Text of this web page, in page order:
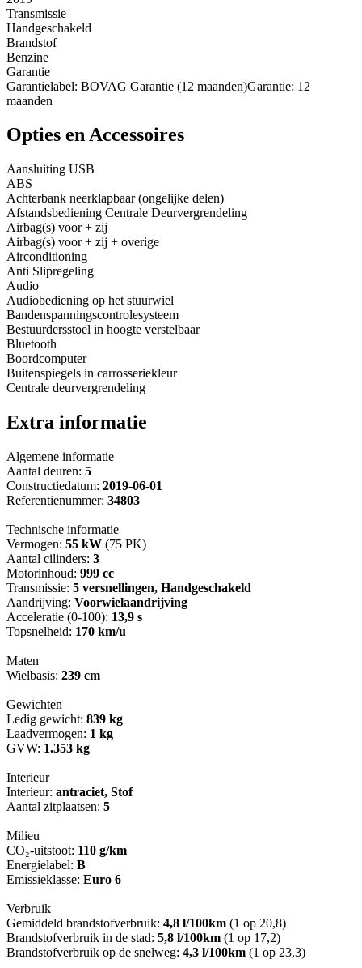
Transmissie
Handgeschakeld
Brandstof
Benzine
Garantie
Garantielabel: BOVAG Garantie (12 maanden)Garantie: 12
maanden
Opties en Accessoires
Aansluiting USB
ABS
Achterbank neerklapbaar (ongelijke delen)
Afstandsbediening Centrale Deurvergrendeling
Airbag(s) voor + zij
Airbag(s) voor + zij + overige
Airconditioning
Anti Slipregeling
Audio
Audiobediening op het stuurwiel
Bandenspanningscontrolesysteem
Bestuurdersstoel in hoogte verstelbaar
Bluetooth
Boordcomputer
Buitenspiegels in carrosseriekleur
Centrale deurvergrendeling
Extra informatie
Algemene informatie
Aantal deuren: 5
Constructiedatum: 2019-06-01
Referentienummer: 34803
Technische informatie
Vermogen: 55 kW (75 PK)
Aantal cilinders: 3
Motorinhoud: 999 cc
Transmissie: 5 versnellingen, Handgeschakeld
Aandrijving: Voorwielaandrijving
Acceleratie (0-100): 13,9 s
Topsnelheid: 170 km/u
Maten
Wielbasis: 239 cm
Gewichten
Ledig gewicht: 839 kg
Laadvermogen: 1 kg
GVW: 1.353 kg
Interieur
Interieur: antraciet, Stof
Aantal zitplaatsen: 5
Milieu
CO₂-uitstoot: 110 g/km
Energielabel: B
Emissieklasse: Euro 6
Verbruik
Gemiddeld brandstofverbruik: 4,8 l/100km (1 op 20,8)
Brandstofverbruik in de stad: 5,8 l/100km (1 op 17,2)
Brandstofverbruik op de snelweg: 4,3 l/100km (1 op 23,3)